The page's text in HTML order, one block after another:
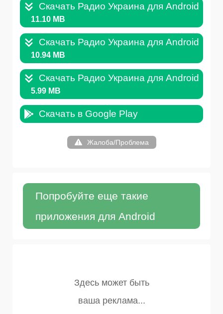
Скачать Радио Украина для Android
11.10 MB
Скачать Радио Украина для Android
10.94 MB
Скачать Радио Украина для Android
5.99 MB
Скачать в Google Play
Жалоба/Проблема
Попробуйте еще такие
приложения для Android